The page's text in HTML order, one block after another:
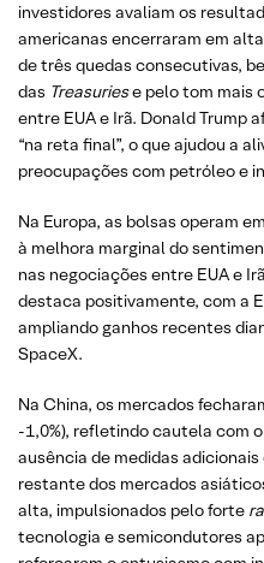
investidores avaliam os
americanas encerraram em
de três quedas consecutivas,
das Treasuriese pelo tom mais
entre EUA e Irã. Donald Trump
“na reta final”, o que ajudou a
preocupações com petróleo e
Na Europa, as bolsas operam
à melhora marginal do
nas negociações entre EUA e
destaca positivamente, com a
ampliando ganhos recentes
SpaceX.
Na China, os mercados
-1,0%), refletindo cautela com
ausência de medidas
restante dos mercados
alta, impulsionados pelo forte
tecnologia e semicondutores